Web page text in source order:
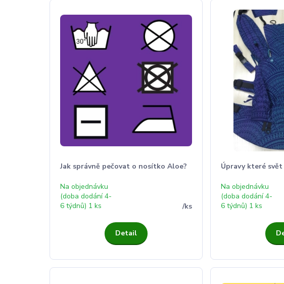
Jak správně pečovat o nosítko Aloe?
/ks
Na objednávku
(doba dodání 4-
6 týdnů) 1 ks
Detail
Úpravy které
Na objednávku
(doba dodání 4-
6 týdnů) 1 ks